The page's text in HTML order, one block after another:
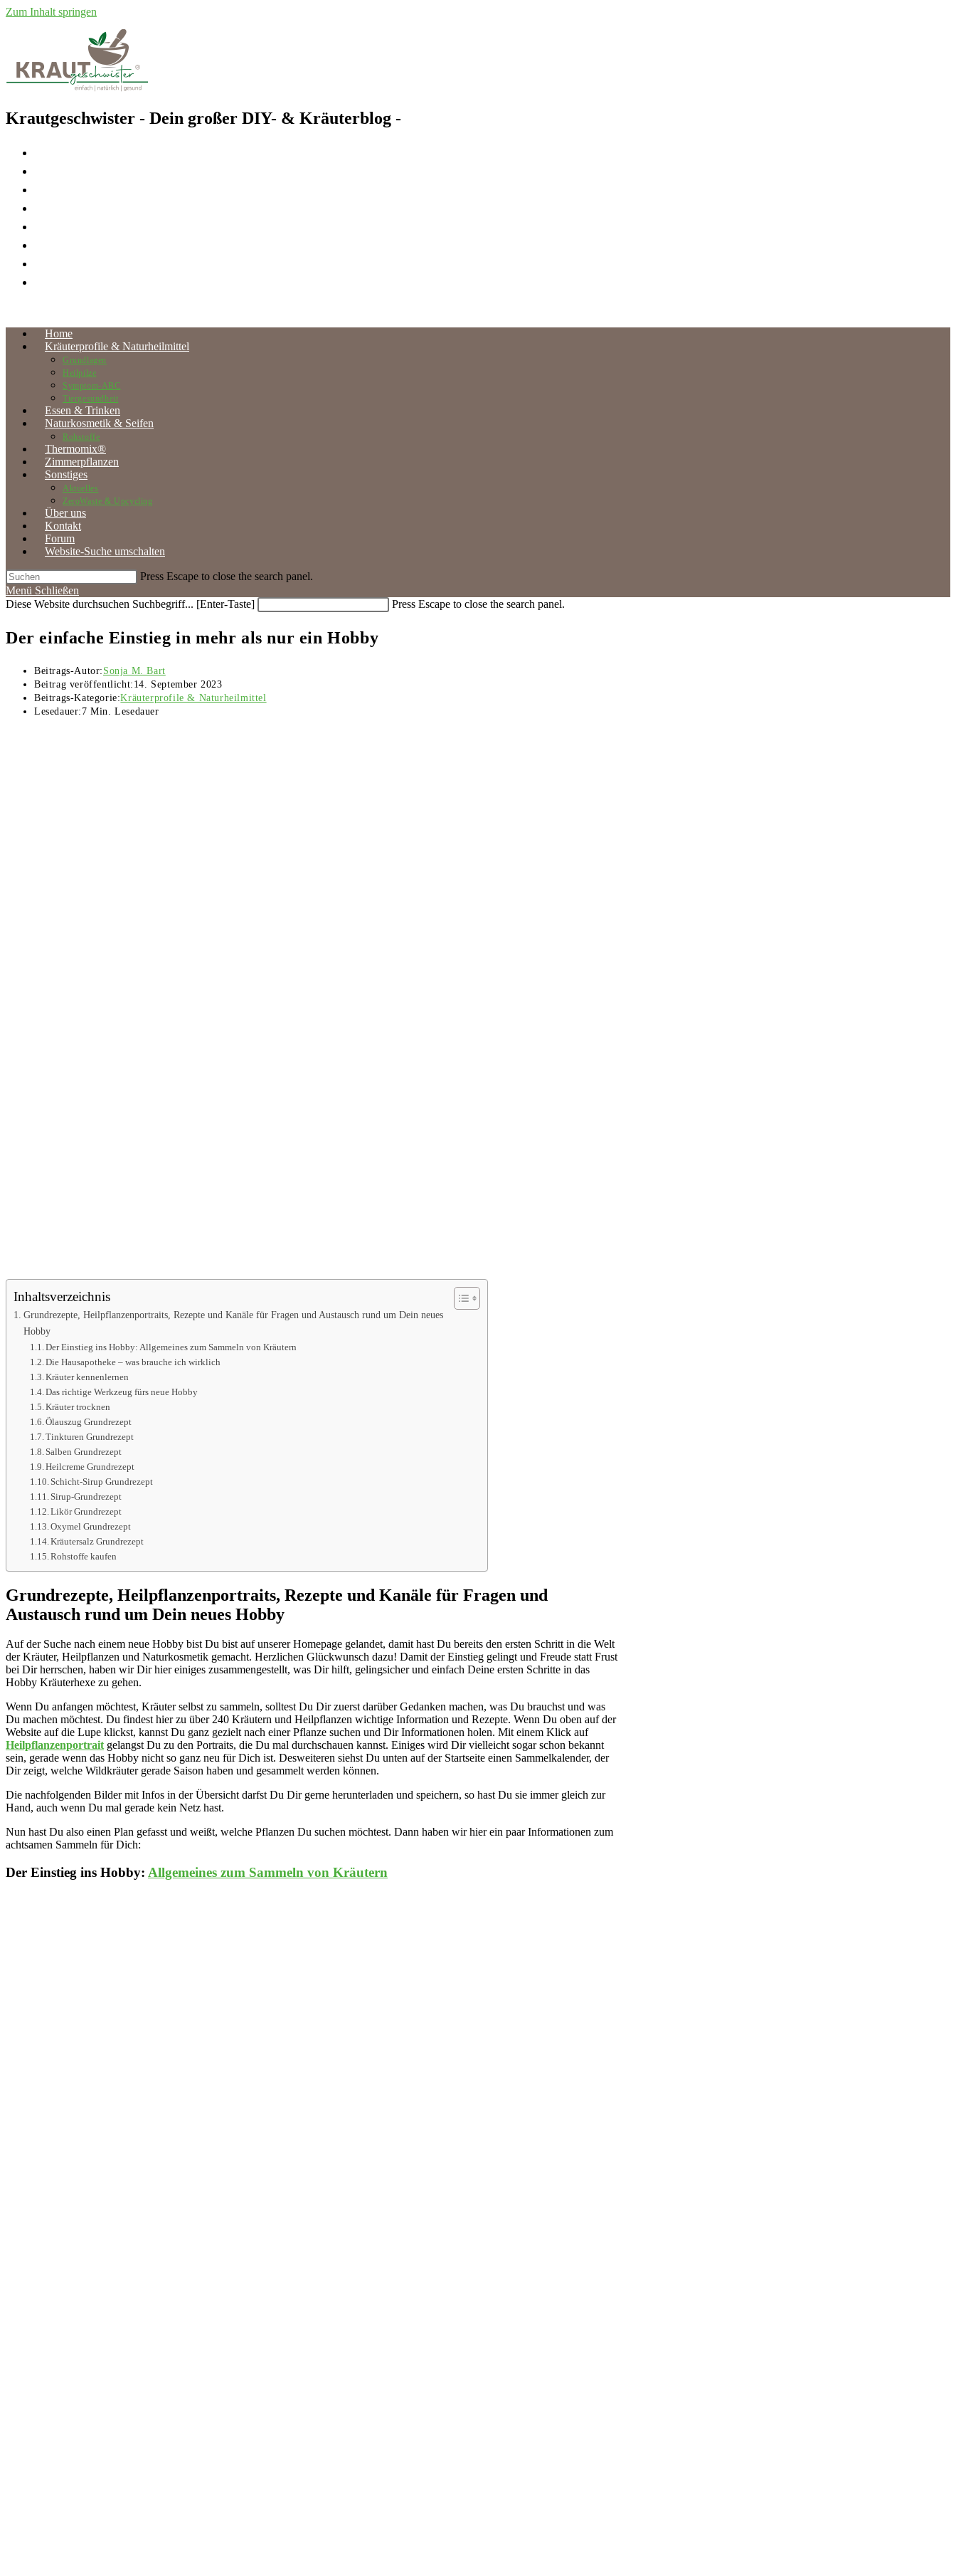
Zum Inhalt springen
Krautgeschwister - Dein großer DIY- & Kräuterblog -
Home
Kräuterprofile & Naturheilmittel
Grundlagen
Heilpilze
Symptom-ABC
Tiergesundheit
Essen & Trinken
Naturkosmetik & Seifen
Rohstoffe
Thermomix®
Zimmerpflanzen
Sonstiges
Aktuelles
ZeroWaste & Upcycling
Über uns
Kontakt
Forum
Website-Suche umschalten
Press Escape to close the search panel.
Menü Schließen
Diese Website durchsuchen Suchbegriff... [Enter-Taste] Press Escape to close the search panel.
Der einfache Einstieg in mehr als nur ein Hobby
Beitrags-Autor: Sonja M. Bart
Beitrag veröffentlicht: 14. September 2023
Beitrags-Kategorie:Kräuterprofile & Naturheilmittel
Lesedauer: 7 Min. Lesedauer
Inhaltsverzeichnis
Grundrezepte, Heilpflanzenportraits, Rezepte und Kanäle für Fragen und Austausch rund um Dein neues
Hobby
Der Einstieg ins Hobby: Allgemeines zum Sammeln von Kräutern
Die Hausapotheke – was brauche ich wirklich
Kräuter kennenlernen
Das richtige Werkzeug fürs neue Hobby
Kräuter trocknen
Ölauszug Grundrezept
Tinkturen Grundrezept
Salben Grundrezept
Heilcreme Grundrezept
Schicht-Sirup Grundrezept
Sirup-Grundrezept
Likör Grundrezept
Oxymel Grundrezept
Kräutersalz Grundrezept
Rohstoffe kaufen
Grundrezepte, Heilpflanzenportraits, Rezepte und Kanäle für Fragen und
Austausch rund um Dein neues Hobby
Auf der Suche nach einem neue Hobby bist Du bist auf unserer Homepage gelandet, damit hast Du bereits den ersten Schritt in die Welt
der Kräuter, Heilpflanzen und Naturkosmetik gemacht. Herzlichen Glückwunsch dazu! Damit der Einstieg gelingt und Freude statt Frust
bei Dir herrschen, haben wir Dir hier einiges zusammengestellt, was Dir hilft, gelingsicher und einfach Deine ersten Schritte in das
Hobby Kräuterhexe zu gehen.
Wenn Du anfangen möchtest, Kräuter selbst zu sammeln, solltest Du Dir zuerst darüber Gedanken machen, was Du brauchst und was
Du machen möchtest. Du findest hier zu über 240 Kräutern und Heilpflanzen wichtige Information und Rezepte. Wenn Du oben auf der
Website auf die Lupe klickst, kannst Du ganz gezielt nach einer Pflanze suchen und Dir Informationen holen. Mit einem Klick auf
Heilpflanzenportraitgelangst Du zu den Portraits, die Du mal durchschauen kannst. Einiges wird Dir vielleicht sogar schon bekannt
sein, gerade wenn das Hobby nicht so ganz neu für Dich ist. Desweiteren siehst Du unten auf der Startseite einen Sammelkalender, der
Dir zeigt, welche Wildkräuter gerade Saison haben und gesammelt werden können.
Die nachfolgenden Bilder mit Infos in der Übersicht darfst Du Dir gerne herunterladen und speichern, so hast Du sie immer gleich zur
Hand, auch wenn Du mal gerade kein Netz hast.
Nun hast Du also einen Plan gefasst und weißt, welche Pflanzen Du suchen möchtest. Dann haben wir hier ein paar Informationen zum
achtsamen Sammeln für Dich:
Der Einstieg ins Hobby: Allgemeines zum Sammeln von Kräutern